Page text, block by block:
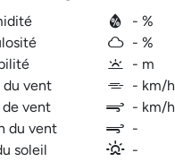
- %
- %
- m
du vent
- km/h
de vent
- km/h
du vent
-
soleil
-